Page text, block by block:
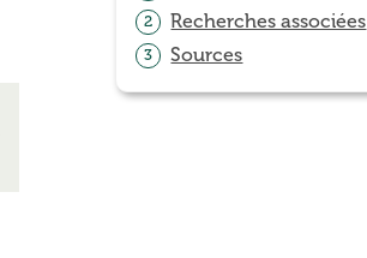
2 Recherches associées
3 Sources